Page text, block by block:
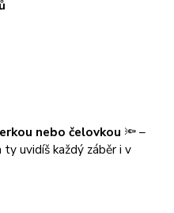
nebo čelovkou 🔦 –
uvidíš každý záběr i v